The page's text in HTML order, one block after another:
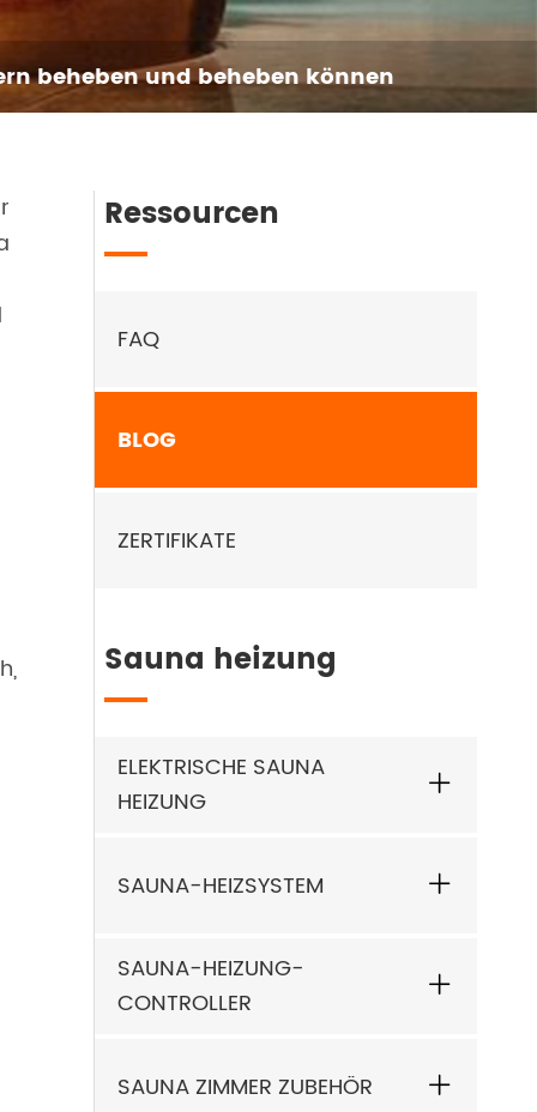
beheben und beheben können
Ressourcen
FAQ
BLOG
ZERTIFIKATE
Sauna heizung
ELEKTRISCHE SAUNA
HEIZUNG
SAUNA-HEIZSYSTEM
SAUNA-HEIZUNG-
CONTROLLER
SAUNA ZIMMER ZUBEHÖR